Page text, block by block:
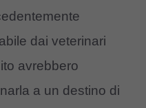
dai veterinari
avrebbero
a un destino di